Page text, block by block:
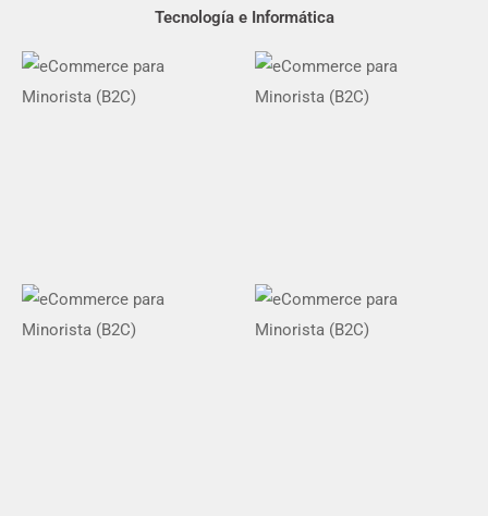
Tecnología e Informática